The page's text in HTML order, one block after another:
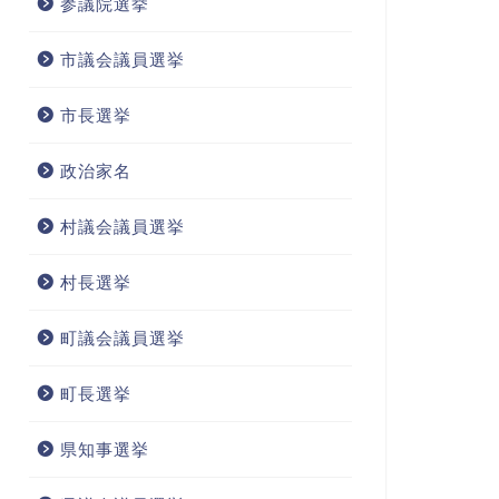
参議院選挙
市議会議員選挙
市長選挙
政治家名
村議会議員選挙
村長選挙
町議会議員選挙
町長選挙
県知事選挙